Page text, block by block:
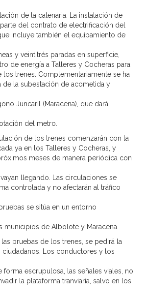
de la catenaria. La instalación de
del contrato de electrificación del
incluye también el equipamiento de
y veintitrés paradas en superficie,
de energía a Talleres y Cocheras para
trenes. Complementariamente se ha
de la subestación de acometida y
Juncaril (Maracena), que dará
del metro.
de los trenes comenzarán con la
ya en los Talleres y Cocheras, y
meses de manera periódica con
llegando. Las circulaciones se
controlada y no afectarán al tráfico
se sitúa en un entorno
municipios de Albolote y Maracena.
pruebas de los trenes, se pedirá la
Los conductores y los
forma escrupulosa, las señales viales, no
la plataforma tranviaria, salvo en los